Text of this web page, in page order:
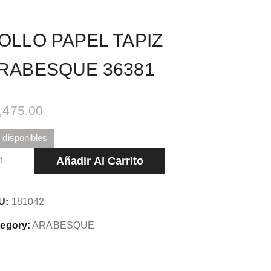
PAPEL TAPIZ
36381
disponibles
Añadir Al Carrito
181042
ARABESQUE